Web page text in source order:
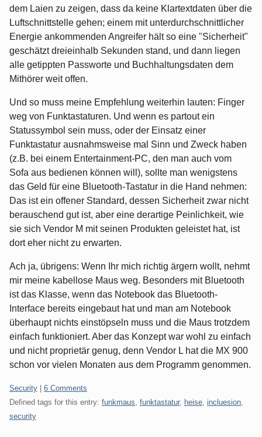
dem Laien zu zeigen, dass da keine Klartextdaten über die
Luftschnittstelle gehen; einem mit unterdurchschnittlicher
Energie ankommenden Angreifer hält so eine "Sicherheit"
geschätzt dreieinhalb Sekunden stand, und dann liegen
alle getippten Passworte und Buchhaltungsdaten dem
Mithörer weit offen.
Und so muss meine Empfehlung weiterhin lauten: Finger
weg von Funktastaturen. Und wenn es partout ein
Statussymbol sein muss, oder der Einsatz einer
Funktastatur ausnahmsweise mal Sinn und Zweck haben
(z.B. bei einem Entertainment-PC, den man auch vom
Sofa aus bedienen können will), sollte man wenigstens
das Geld für eine Bluetooth-Tastatur in die Hand nehmen:
Das ist ein offener Standard, dessen Sicherheit zwar nicht
berauschend gut ist, aber eine derartige Peinlichkeit, wie
sie sich Vendor M mit seinen Produkten geleistet hat, ist
dort eher nicht zu erwarten.
Ach ja, übrigens: Wenn Ihr mich richtig ärgern wollt, nehmt
mir meine kabellose Maus weg. Besonders mit Bluetooth
ist das Klasse, wenn das Notebook das Bluetooth-
Interface bereits eingebaut hat und man am Notebook
überhaupt nichts einstöpseln muss und die Maus trotzdem
einfach funktioniert. Aber das Konzept war wohl zu einfach
und nicht proprietär genug, denn Vendor L hat die MX 900
schon vor vielen Monaten aus dem Programm genommen.
Categories:
Security
6 Comments
Defined tags for this entry: funkmaus funktastatur, heise incluesion
security